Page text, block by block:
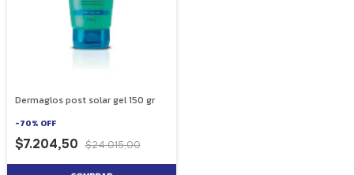
Dermaglos post solar gel 150 gr
-70% OFF
$7.204,50 $24.015,00